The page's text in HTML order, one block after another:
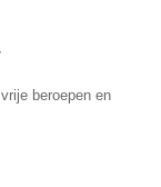
beroepen en